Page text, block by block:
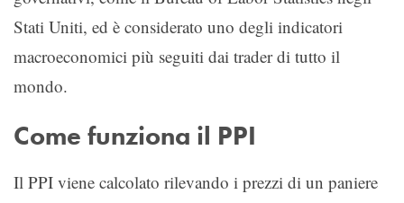
Stati Uniti, ed è considerato uno degli indicatori
macroeconomici più seguiti dai trader di tutto il
mondo.
Come funziona il PPI
Il PPI viene calcolato rilevando i prezzi di un paniere